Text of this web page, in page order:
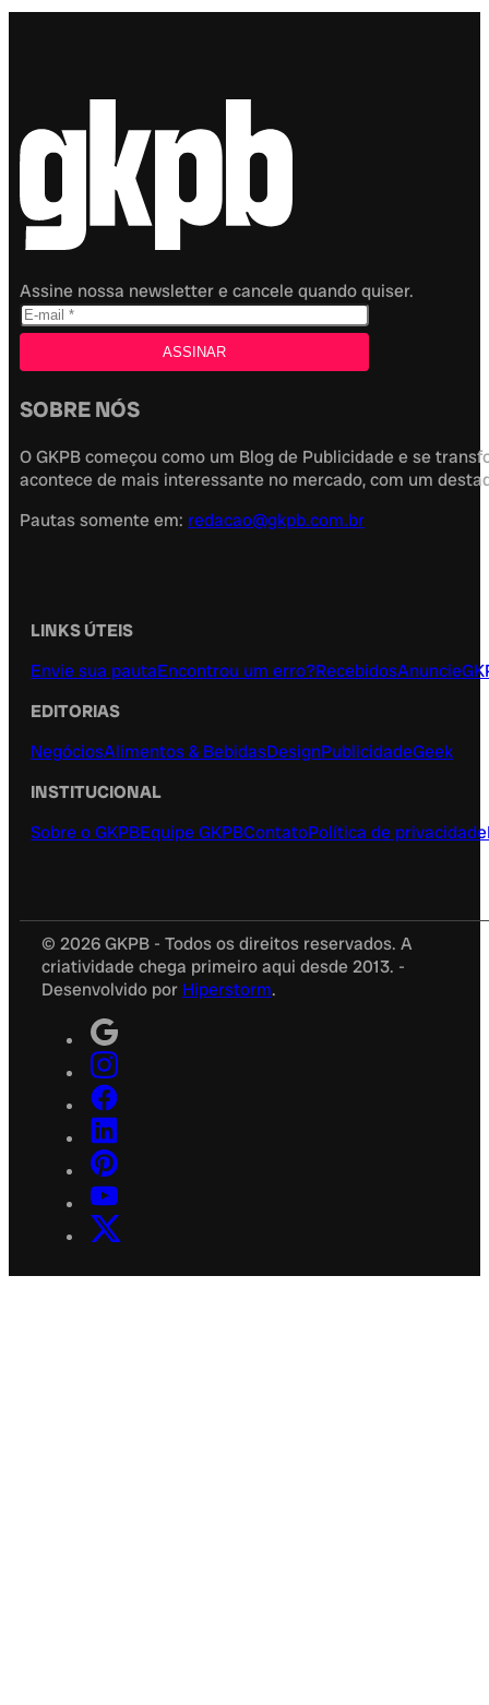
Assine nossa newsletter e cancele quando quiser.
SOBRE NÓS
O GKPB começou como um Blog de Publicidade e se
acontece de mais interessante no mercado, com um
Pautas somente em: redacao@gkpb.com.br
LINKS ÚTEIS
Envie sua pautaEncontrou um erro?RecebidosAnuncie
EDITORIAS
NegóciosAlimentos & BebidasDesignPublicidadeGeek
INSTITUCIONAL
Sobre o GKPBEquipe GKPBContatoPolítica de privacidade
© 2026 GKPB - Todos os direitos reservados. A
criatividade chega primeiro aqui desde 2013. -
Desenvolvido por Hiperstorm.